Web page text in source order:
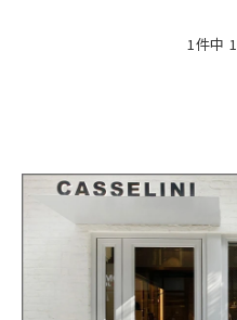
1 件中 1